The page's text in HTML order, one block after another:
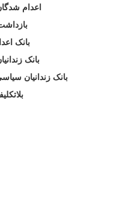
اعدام
بانک
بانک
بانک زندانیان